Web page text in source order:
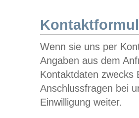
Wenn sie uns per
Angaben aus dem
Kontaktdaten zwecks
Anschlussfragen bei
Einwilligung weiter.